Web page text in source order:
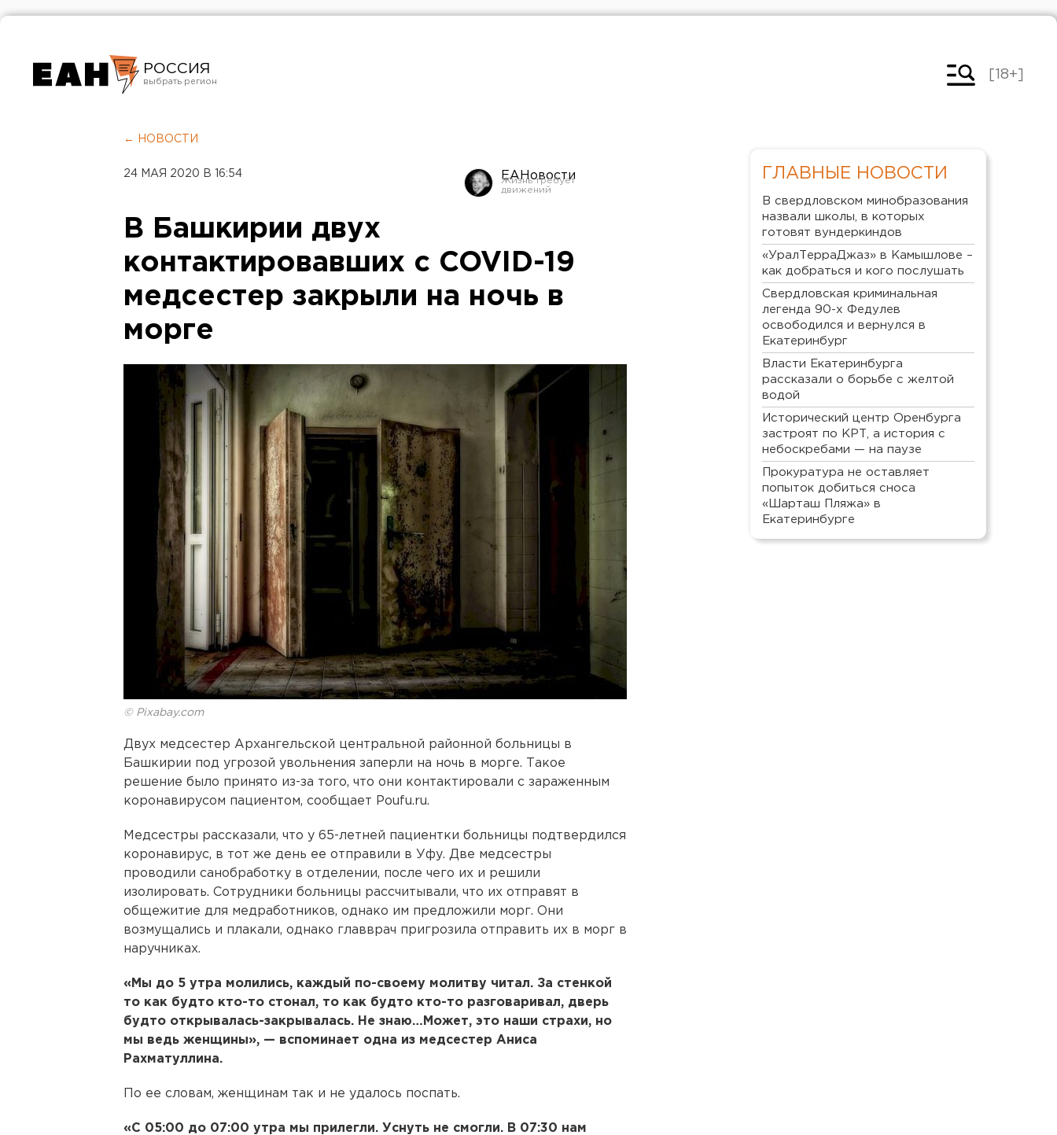
РОССИЯ
Челябинск
[18+]
← НОВОСТИ
24 МАЯ 2020 В 16:54 ЕАНовости
В Башкирии двух
контактировавших с COVID-19
медсестер закрыли на ночь в
морге
© Pixabay.com
Двух медсестер Архангельской центральной районной больницы в
Башкирии под угрозой увольнения заперли на ночь в морге. Такое
решение было принято из-за того, что они контактировали с зараженным
коронавирусом пациентом, сообщает Poufu.ru.
Медсестры рассказали, что у 65-летней пациентки больницы подтвердился
коронавирус, в тот же день ее отправили в Уфу. Две медсестры
проводили санобработку в отделении, после чего их и решили
изолировать. Сотрудники больницы рассчитывали, что их отправят в
общежитие для медработников, однако им предложили морг. Они
возмущались и плакали, однако главврач пригрозила отправить их в морг в
наручниках.
«Мы до 5 утра молились, каждый по-своему молитву читал. За стенкой
то как будто кто-то стонал, то как будто кто-то разговаривал, дверь
будто открывалась-закрывалась. Не знаю…Может, это наши страхи, но
мы ведь женщины», — вспоминает одна из медсестер Аниса
Рахматуллина.
По ее словам, женщинам так и не удалось поспать.
«С 05:00 до 07:00 утра мы прилегли. Уснуть не смогли. В 07:30 нам
ГЛАВНЫЕ НОВОСТИ
В свердловском минобразования
назвали школы, в которых
готовят вундеркиндов
«УралТерраДжаз» в Камышлове –
как добраться и кого послушать
Свердловская криминальная
легенда 90-х Федулев
освободился и вернулся в
Екатеринбург
Власти Екатеринбурга
рассказали о борьбе с желтой
водой
Исторический центр Оренбурга
застроят по КРТ, а история с
небоскребами — на паузе
Прокуратура не оставляет
попыток добиться сноса
«Шарташ Пляжа» в
Екатеринбурге